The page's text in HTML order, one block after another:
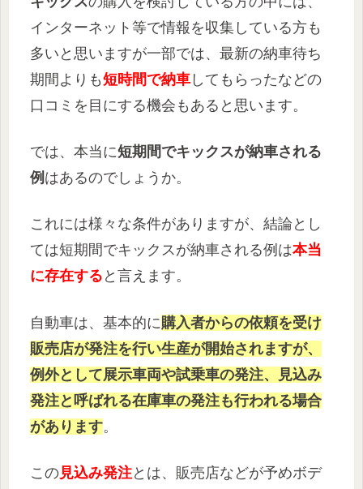
インターネット等で情報を収集している方も
多いと思いますが一部では、最新の納車待ち
期間よりも短時間で納車 してもらったなどの
口コミを目にする機会もあると思います。
では、本当に短期間でキックスが納車される
例 はあるのでしょうか。
これには様々な条件がありますが、結論とし
ては短期間でキックスが納車される例は本当
に存在する と言えます。
自動車は、基本的に購入者からの依頼を受け
販売店が発注を行い生産が開始されますが、
例外として展示車両や試乗車の発注、見込み
発注と呼ばれる在庫車の発注も行われる場合
があります。
この見込み発注とは、販売店などが予めボデ